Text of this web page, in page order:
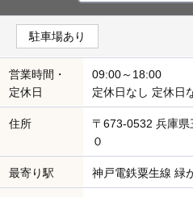
駐車場あり
営業時間・
定休日
09:00～18:00
定休日なし 定休日
住所
〒673-0532 兵庫県
０
最寄り駅 神戸電鉄粟生線 緑